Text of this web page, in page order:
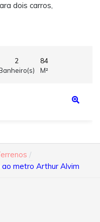
dois carros,
2
84
M²
metro Arthur Alvim